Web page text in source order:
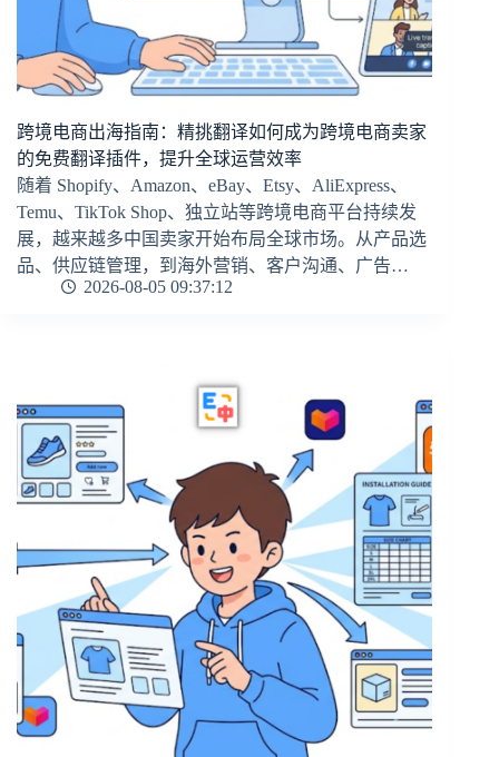
跨境电商出海指南：精挑翻译如何成为跨境电商卖家
的免费翻译插件，提升全球运营效率
随着 Shopify、Amazon、eBay、Etsy、AliExpress、
Temu、TikTok Shop、独立站等跨境电商平台持续发
展，越来越多中国卖家开始布局全球市场。从产品选
品、供应链管理，到海外营销、客户沟通、广告…
2026-08-05 09:37:12